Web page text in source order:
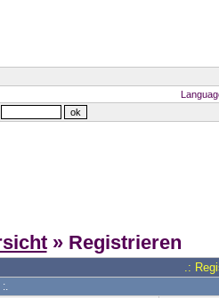
» Registrieren
.: